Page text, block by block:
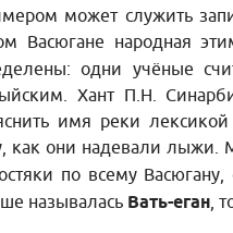
может служить
Васюгане народная
одни учёные
Хант П.Н.
имя реки
как они надевали лыжи.
по всему
называлась Вать-еган,